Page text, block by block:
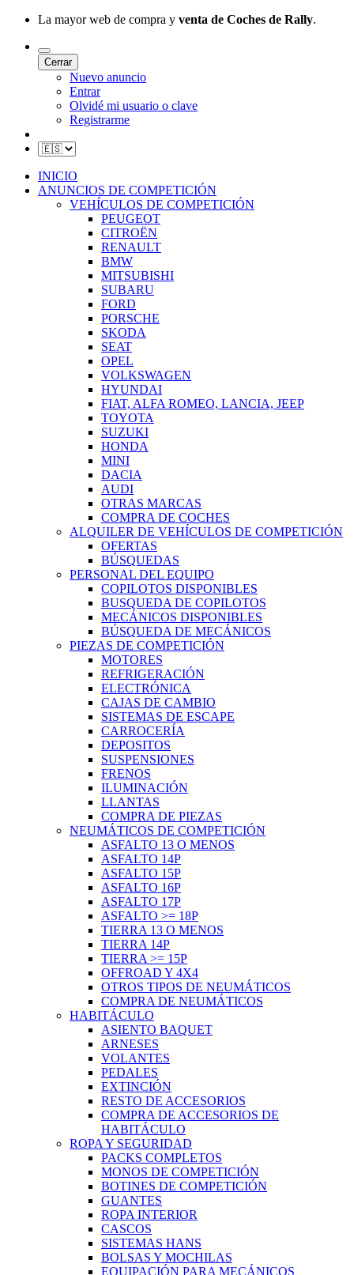
La mayor web de compra y venta de Coches de Rally.
Cerrar
Nuevo anuncio
Entrar
Olvidé mi usuario o clave
Registrarme
INICIO
ANUNCIOS DE COMPETICIÓN
VEHÍCULOS DE COMPETICIÓN
PEUGEOT
CITROËN
RENAULT
BMW
MITSUBISHI
SUBARU
FORD
PORSCHE
SKODA
SEAT
OPEL
VOLKSWAGEN
HYUNDAI
FIAT, ALFA ROMEO, LANCIA, JEEP
TOYOTA
SUZUKI
HONDA
MINI
DACIA
AUDI
OTRAS MARCAS
COMPRA DE COCHES
ALQUILER DE VEHÍCULOS DE COMPETICIÓN
OFERTAS
BÚSQUEDAS
PERSONAL DEL EQUIPO
COPILOTOS DISPONIBLES
BUSQUEDA DE COPILOTOS
MECÁNICOS DISPONIBLES
BÚSQUEDA DE MECÁNICOS
PIEZAS DE COMPETICIÓN
MOTORES
REFRIGERACIÓN
ELECTRÓNICA
CAJAS DE CAMBIO
SISTEMAS DE ESCAPE
CARROCERÍA
DEPOSITOS
SUSPENSIONES
FRENOS
ILUMINACIÓN
LLANTAS
COMPRA DE PIEZAS
NEUMÁTICOS DE COMPETICIÓN
ASFALTO 13 O MENOS
ASFALTO 14P
ASFALTO 15P
ASFALTO 16P
ASFALTO 17P
ASFALTO >= 18P
TIERRA 13 O MENOS
TIERRA 14P
TIERRA >= 15P
OFFROAD Y 4X4
OTROS TIPOS DE NEUMÁTICOS
COMPRA DE NEUMÁTICOS
HABITÁCULO
ASIENTO BAQUET
ARNESES
VOLANTES
PEDALES
EXTINCIÓN
RESTO DE ACCESORIOS
COMPRA DE ACCESORIOS DE
HABITÁCULO
ROPA Y SEGURIDAD
PACKS COMPLETOS
MONOS DE COMPETICIÓN
BOTINES DE COMPETICIÓN
GUANTES
ROPA INTERIOR
CASCOS
SISTEMAS HANS
BOLSAS Y MOCHILAS
EQUIPACIÓN PARA MECÁNICOS